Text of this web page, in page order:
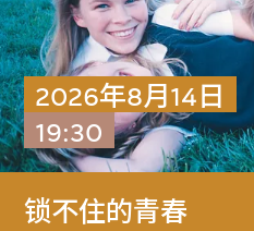
2026年8月14日
19:30
锁不住的青春